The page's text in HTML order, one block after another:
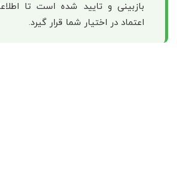
بازبینی و تایید شده است تا
اعتماد در اختیار شما قرار گیرد.